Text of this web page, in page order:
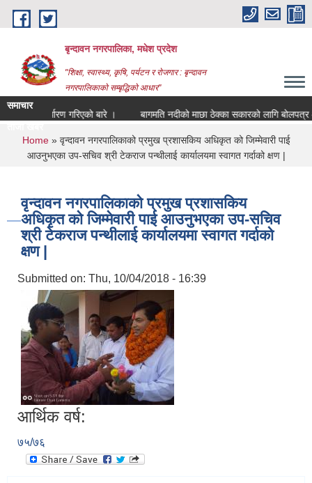
Skip to main content
बृन्दावन नगरपालिका, मधेश प्रदेश
"शिक्षा, स्वास्थ्य, कृषि, पर्यटन र रोजगार : बृन्दावन
नगरपालिकाको सम्बृद्धिको आधार"
समाचार
निर्धारण गरिएको बारे ।
बागमति नदीको माछा ठेक्का सकारको लागि बोलपत्र
You are here
Home» वृन्दावन नगरपालिकाको प्रमुख प्रशासकिय अधिकृत को जिम्मेवारी पाई
आउनुभएका उप-सचिव श्री टेकराज पन्थीलाई कार्यालयमा स्वागत गर्दाको क्षण |
वृन्दावन नगरपालिकाको प्रमुख प्रशासकिय
अधिकृत को जिम्मेवारी पाई आउनुभएका उप-सचिव
श्री टेकराज पन्थीलाई कार्यालयमा स्वागत गर्दाको
क्षण |
Submitted on: Thu, 10/04/2018 - 16:39
आर्थिक वर्ष:
७५/७६